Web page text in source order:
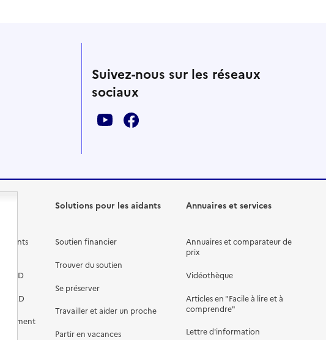
Suivez-nous sur les réseaux
sociaux
Solutions pour les aidants
Soutien financier
Trouver du soutien
Se préserver
Travailler et aider un proche
Partir en vacances
Annuaires et services
Annuaires et comparateur de
prix
Vidéothèque
Articles en "Facile à lire et à
comprendre"
Lettre d'information